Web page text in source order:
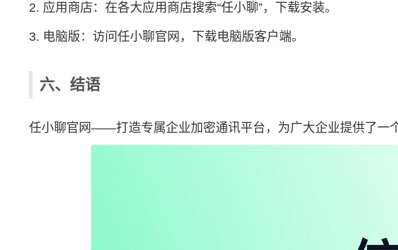
2. 应用商店：在各大应用商店搜索“任小聊”，下载安装。
3. 电脑版：访问任小聊官网，下载电脑版客户端。
六、结语
任小聊官网——打造专属企业加密通讯平台，为广大企业提供了一